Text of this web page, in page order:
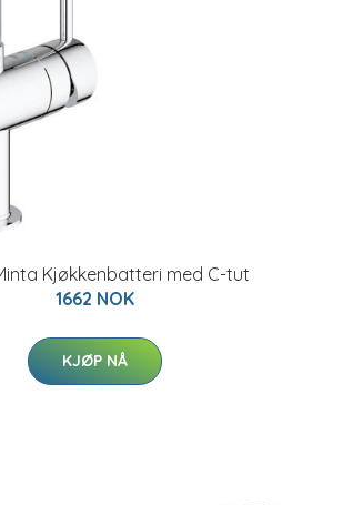
Kjøkkenbatteri med C-tut
1662 NOK
KJØP NÅ